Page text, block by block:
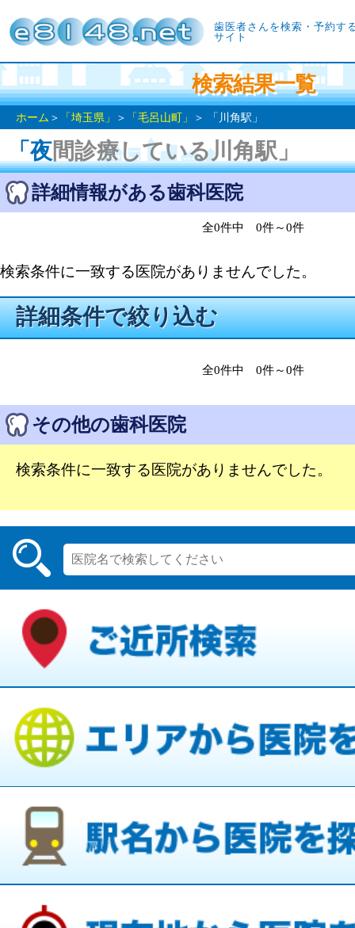
歯医者さんを検索・予約す
サイト
検索結果一覧
ホーム ＞ 「埼玉県」 ＞ 「毛呂山町」 ＞ 「川角駅」
「夜間診療している川角駅」
詳細情報がある歯科医院
全0件中 0件～0件
検索条件に一致する医院がありませんでした。
詳細条件で絞り込む
全0件中 0件～0件
その他の歯科医院
検索条件に一致する医院がありませんでした。